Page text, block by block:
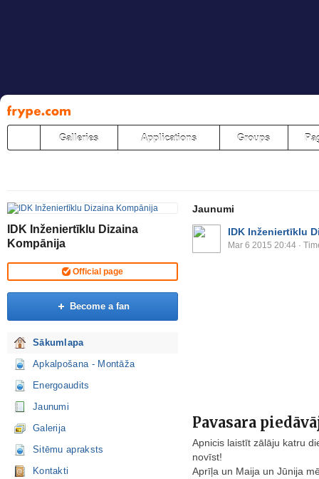
Pāriet
uz
saturu
Galleries Applications Groups
IDK Inženiertīklu Dizaina
Kompānija
Official page
Become a fan
Sākumlapa
Apkalpošana - Montāža
Energoaudits
Jaunumi
Galerija
Sitēmu apraksts
Kontakti
Jaunumi
IDK Inženiertīklu
Mar 6 2015 20:44 ·
Pavasara
Apnicis laistīt zālāju katru
novīst!
Aprīļa un Maija un Jūnija